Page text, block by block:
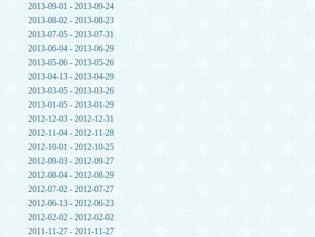
2013-09-01 - 2013-09-24
2013-08-02 - 2013-08-23
2013-07-05 - 2013-07-31
2013-06-04 - 2013-06-29
2013-05-06 - 2013-05-26
2013-04-13 - 2013-04-29
2013-03-05 - 2013-03-26
2013-01-05 - 2013-01-29
2012-12-03 - 2012-12-31
2012-11-04 - 2012-11-28
2012-10-01 - 2012-10-25
2012-09-03 - 2012-09-27
2012-08-04 - 2012-08-29
2012-07-02 - 2012-07-27
2012-06-13 - 2012-06-23
2012-02-02 - 2012-02-02
2011-11-27 - 2011-11-27